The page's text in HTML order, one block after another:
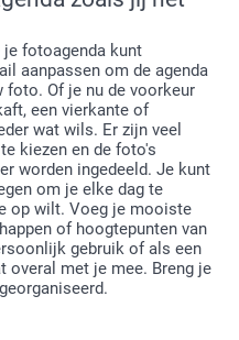
je fotoagenda kunt
aanpassen om de agenda
Of je nu de voorkeur
een vierkante of
wat wils. Er zijn veel
kiezen en de foto's
worden ingedeeld. Je kunt
om je elke dag te
op wilt. Voeg je mooiste
of hoogtepunten van
gebruik of als een
overal met je mee. Breng je